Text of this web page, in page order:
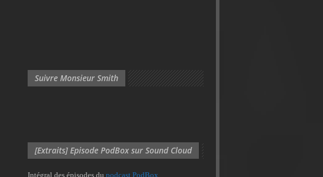
Suivre Monsieur Smith
[Extraits] Episode PodBox sur Sound Cloud
Intégral des épisodes du podcast PodBox